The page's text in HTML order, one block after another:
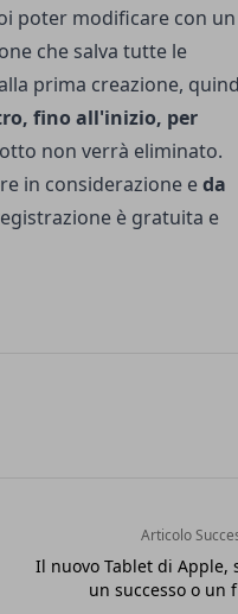
poter modificare con un
che salva tutte le
prima creazione,
fino all'inizio, per
non verrà eliminato.
in considerazione eda
è gratuita e
Articolo
Il nuovo Tablet di Apple,
un successo o un